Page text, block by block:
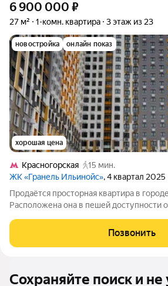
6 900 000 ₽
27 м² 1-комн. квартира 3 этаж из 23
новостройка онлайн показ
хорошая цена
Красногорская
15 мин.
ЖК «Гранель Ильинойс», 4 квартал 2025
Продаётся просторная квартира в
Расположена она в пешей доступности
добраться за приятные 15 минут пешком; до
получаса спокойной прогулки; а до
Позвонить
Сохраняйте поиск и не